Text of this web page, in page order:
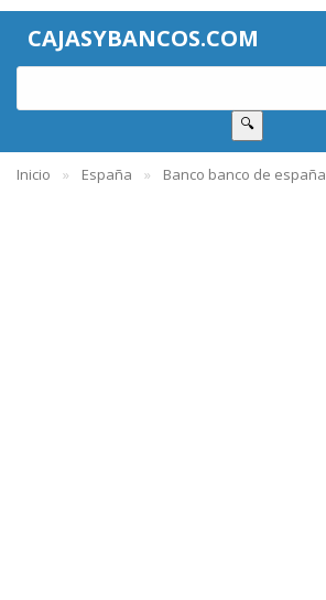
CAJASYBANCOS.COM
🔍
Inicio España Banco banco de españa